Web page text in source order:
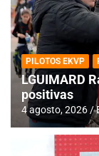
PILOTOS EKVP
LGUIMARD
positivas
4 agosto, 2026